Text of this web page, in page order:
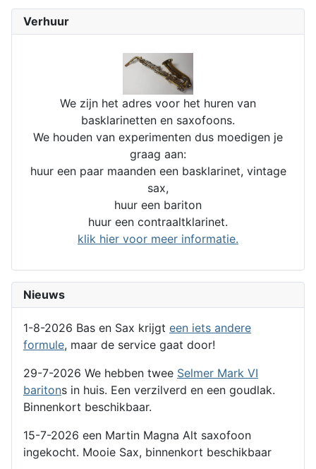
Verhuur
We zijn het adres voor het huren van
basklarinetten en saxofoons.
We houden van experimenten dus moedigen je
graag aan:
huur een paar maanden een basklarinet, vintage
sax,
huur een bariton
huur een contraaltklarinet.
klik hier voor meer informatie.
Nieuws
1-8-2026 Bas en Sax krijgt een iets andere
formule, maar de service gaat door!
29-7-2026 We hebben twee Selmer Mark VI
baritons in huis. Een verzilverd en een goudlak.
Binnenkort beschikbaar.
15-7-2026 een Martin Magna Alt saxofoon
ingekocht. Mooie Sax, binnenkort beschikbaar